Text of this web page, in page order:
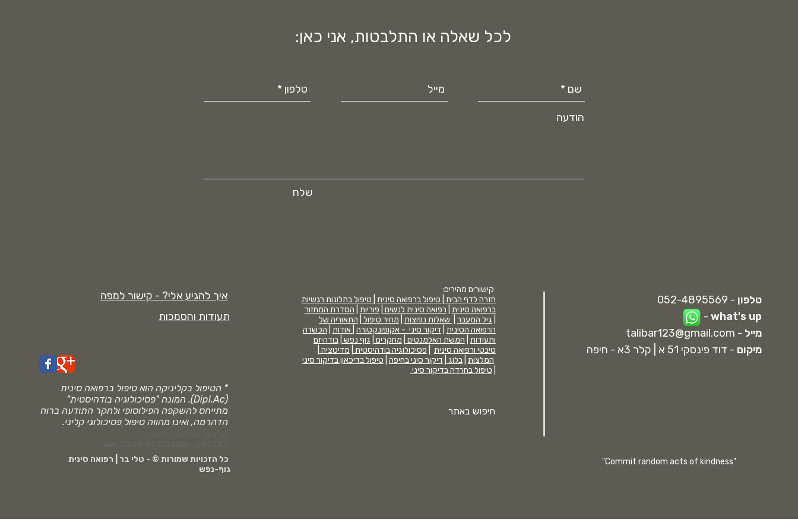
לכל שאלה או התלבטות, אני כאן:
הודעה
שלח
איך להגיע אלי? - קישור למפה
תעודות והסמכות
* הטיפול בקליניקה הוא טיפול ברפואה סינית
(Dipl.Ac). המונח "פסיכולוגיה בודהיסטית"
מתייחס להשקפה הפילוסופי ולחקר התודעה ברוח
הדהרמה, ואינו מהווה טיפול פסיכולוגי קליני.
כל הזכויות שמורות © - טלי בר | רפואה סינית
גוף-נפש
קישורים מהירים:
חזרה לדף הבית | טיפול ברפואה סינית טיפול בתלונות רגשיות
ברפואה סינית רפואה סינית לנשים פוריות הסדרת המחזור
גיל המעבר שאלות נפוצות מחיר טיפול התאוריה של
הרפואה הסינית דיקור סיני - אקופונקטורה אודות הכשרה
ותעודות חמשת האלמנטים מחקרים גוף נפש |בודהיזם
טיבטי ורפואה סינית
פסיכולוגיה בודהיסטית מדיטציה
המלצות |בלוג דיקור סיני בחיפה טיפול בדיכאון בדיקור סיני
טיפול בחרדה בדיקור סיני
חיפוש באתר
טלפון - 052-4895569
what's up
-
מייל -
talibar123@gmail.com
מיקום - דוד פינסקי 51 א | קלר 3א - חיפה
"Commit random acts of kindness"